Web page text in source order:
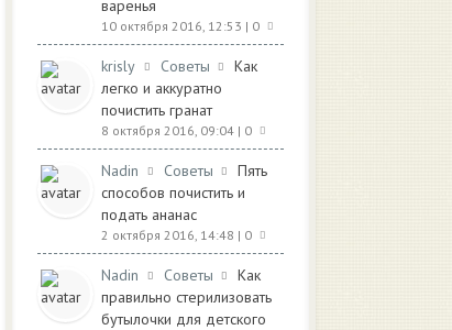
варенья
10 октября 2016, 12:53 | 0
krisly Советы
Как
легко и аккуратно
почистить гранат
8 октября 2016, 09:04 | 0
Nadin Советы
Пять
способов почистить и
подать ананас
2 октября 2016, 14:48 | 0
Nadin Советы
Как
правильно стерилизовать
бутылочки для детского